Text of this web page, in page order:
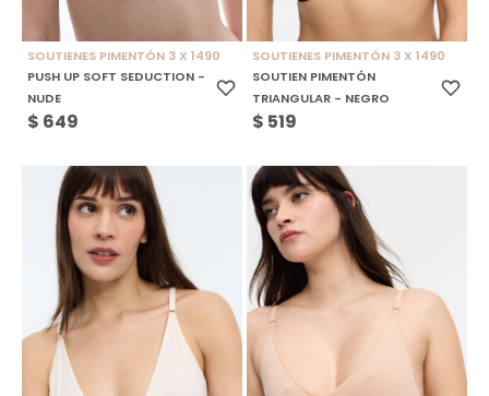
SOUTIENES PIMENTÓN 3 X 1490
PUSH UP SOFT SEDUCTION -
NUDE
$ 649
SOUTIENES PIMENTÓN 3 X 1490
SOUTIEN PIMENTÓN
TRIANGULAR - NEGRO
$ 519